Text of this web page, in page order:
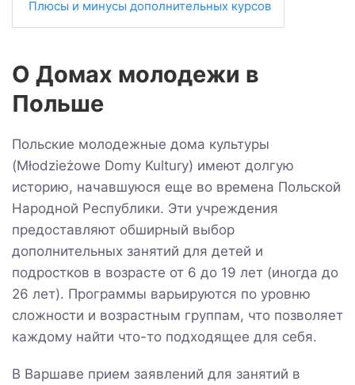
Плюсы и минусы дополнительных курсов
О Домах молодежи в
Польше
Польские молодежные дома культуры
(Młodzieżowe Domy Kultury) имеют долгую
историю, начавшуюся еще во времена Польской
Народной Республики. Эти учреждения
предоставляют обширный выбор
дополнительных занятий для детей и
подростков в возрасте от 6 до 19 лет (иногда до
26 лет). Программы варьируются по уровню
сложности и возрастным группам, что позволяет
каждому найти что-то подходящее для себя.
В Варшаве прием заявлений для занятий в